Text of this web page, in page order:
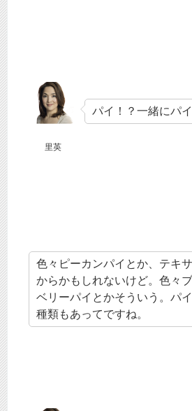
里英
パイ！？一緒にパ
色々ピーカンパイとか、テキ
からかもしれないけど。色々
ベリーパイとかそういう。パ
種類もあってですね。